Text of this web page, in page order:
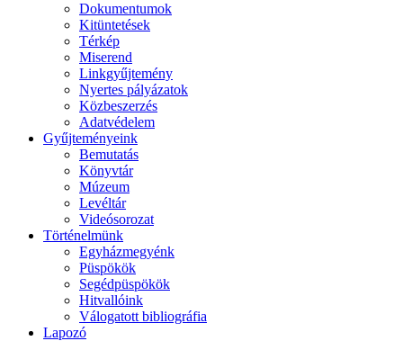
Dokumentumok
Kitüntetések
Térkép
Miserend
Linkgyűjtemény
Nyertes pályázatok
Közbeszerzés
Adatvédelem
Gyűjteményeink
Bemutatás
Könyvtár
Múzeum
Levéltár
Videósorozat
Történelmünk
Egyházmegyénk
Püspökök
Segédpüspökök
Hitvallóink
Válogatott bibliográfia
Lapozó